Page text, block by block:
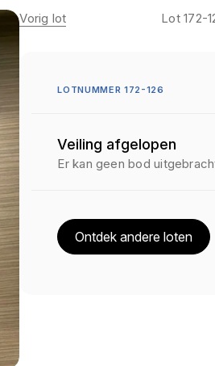
Vorig lot Lot 172-
LOTNUMMER 172-126
Veiling afgelopen
Er kan geen bod
Ontdek andere loten